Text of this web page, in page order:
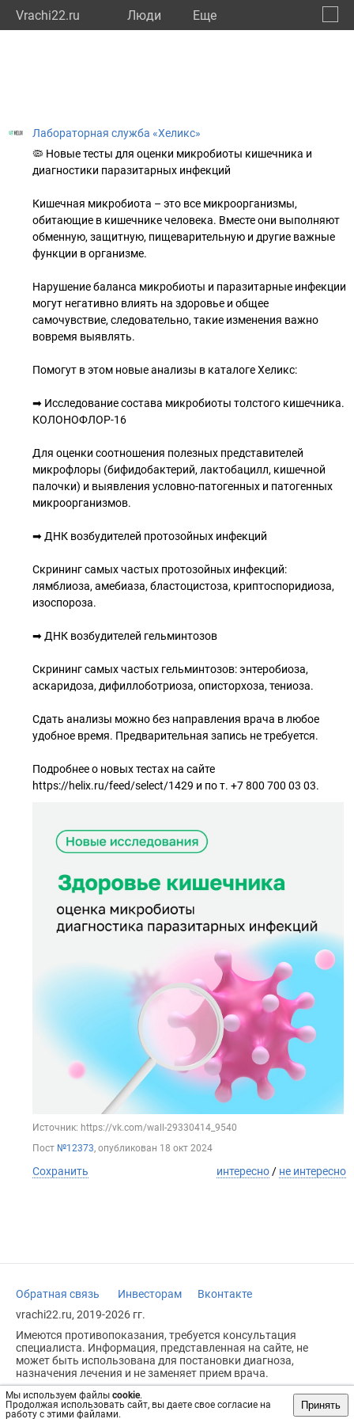
Vrachi22.ru Люди Eще
Мы используем файлы cookie.
Продолжая использовать сайт, вы даете свое согласие на
работу с этими файлами.
Принять
Лабораторная служба «Хеликс»
🦠 Новые тесты для оценки микробиоты кишечника и
диагностики паразитарных инфекций
Кишечная микробиота – это все микроорганизмы,
обитающие в кишечнике человека. Вместе они выполняют
обменную, защитную, пищеварительную и другие важные
функции в организме.
Нарушение баланса микробиоты и паразитарные инфекции
могут негативно влиять на здоровье и общее
самочувствие, следовательно, такие изменения важно
вовремя выявлять.
Помогут в этом новые анализы в каталоге Хеликс:
➡ Исследование состава микробиоты толстого кишечника.
КОЛОНОФЛОР-16
Для оценки соотношения полезных представителей
микрофлоры (бифидобактерий, лактобацилл, кишечной
палочки) и выявления условно-патогенных и патогенных
микроорганизмов.
➡ ДНК возбудителей протозойных инфекций
Скрининг самых частых протозойных инфекций:
лямблиоза, амебиаза, бластоцистоза, криптоспоридиоза,
изоспороза.
➡ ДНК возбудителей гельминтозов
Скрининг самых частых гельминтозов: энтеробиоза,
аскаридоза, дифиллоботриоза, описторхоза, тениоза.
Сдать анализы можно без направления врача в любое
удобное время. Предварительная запись не требуется.
Подробнее о новых тестах на сайте
https://helix.ru/feed/select/1429 и по т. +7 800 700 03 03.
Источник: https://vk.com/wall-29330414_9540
Пост №12373, опубликован 18 окт 2024
Сохранить интересно / не интересно
Обратная связь Инвесторам
Вконтакте
vrachi22.ru, 2019-2026 гг.
Имеются противопоказания, требуется консультация
специалиста. Информация, представленная на сайте, не
может быть использована для постановки диагноза,
назначения лечения и не заменяет прием врача.
Возрастное ограничение: 18+